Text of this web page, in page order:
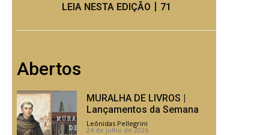
LEIA NESTA EDIÇÃO丨71
Abertos
MURALHA DE LIVROS |
Lançamentos da Semana
Leônidas Pellegrini -
24 de julho de 2026